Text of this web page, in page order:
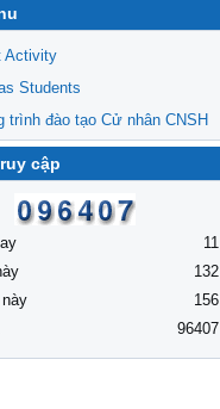
Activity
Students
trình đào tạo Cử nhân CNSH
cập
11
132
156
96407